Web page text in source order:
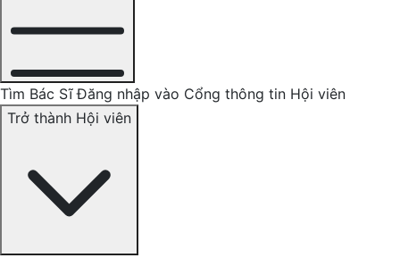
Tìm Bác Sĩ Đăng nhập vào Cổng thông tin Hội viên
Trở thành Hội viên